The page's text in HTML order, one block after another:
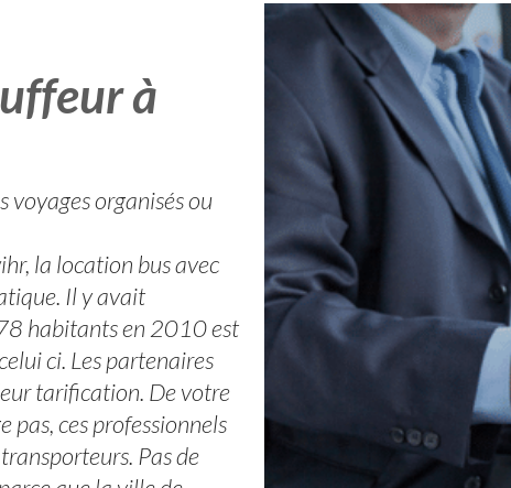
à
organisés ou
la location bus avec
Il y avait
habitants en 2010 est
ci. Les partenaires
tarification. De votre
pas, ces professionnels
Pas de